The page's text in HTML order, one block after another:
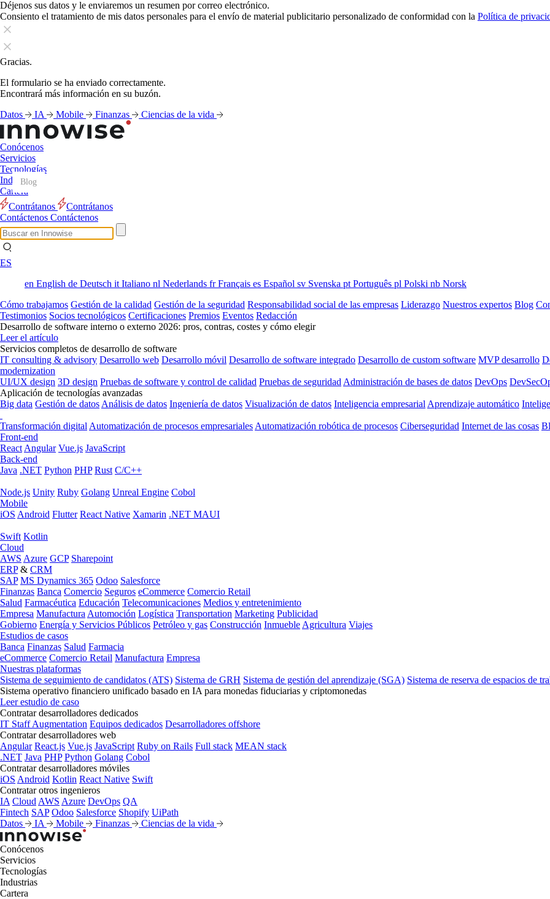
Déjenos sus datos y le enviaremos un resumen por correo electrónico.
Consiento el tratamiento de mis datos personales para el envío de material publicitario personalizado de conformidad con la Política de
Gracias.
El formulario se ha enviado correctamente.
Encontrará más información en su buzón.
Datos
IA Mobile Finanzas Ciencias de la vida
Conócenos
Servicios
Tecnologías
Industrias
Cartera
Contrátanos
Contrátanos
Contáctenos Contáctenos
ES
en English de Deutsch it Italiano nl Nederlands frFrançais es Español sv Svenska pt Português pl Polski nb Norsk
Cómo trabajamos Gestión de la calidad Gestión de la seguridad Responsabilidad social de las empresas Liderazgo Nuestros expertos Blog
Testimonios Socios tecnológicos Certificaciones Premios Eventos Redacción
Desarrollo de software interno o externo 2026: pros, contras, costes y cómo elegir
Leer el artículo
Servicios completos de desarrollo de software
IT consulting & advisory Desarrollo web Desarrollo móvil Desarrollo de software integrado Desarrollo de custom software MVP desarrollo
modernization
UI/UX design 3D design Pruebas de software y control de calidad Pruebas de seguridad Administración de bases de datos DevOps
Aplicación de tecnologías avanzadas
Big data Gestión de datos Análisis de datos Ingeniería de datos Visualización de datos Inteligencia empresarial Aprendizaje automático
Transformación digital Automatización de procesos empresariales Automatización robótica de procesos Ciberseguridad Internet de las cosas
Front-end
React Angular Vue.js JavaScript
Back-end
Java .NET Python PHP Rust C/C++
Node.js Unity Ruby Golang Unreal Engine Cobol
Mobile
iOS Android Flutter React Native Xamarin .NET MAUI
Swift Kotlin
Cloud
AWS Azure GCP Sharepoint
ERP& CRM
SAP MS Dynamics 365 Odoo Salesforce
Finanzas Banca Comercio Seguros eCommerce Comercio Retail
Salud Farmacéutica Educación Telecomunicaciones Medios y entretenimiento
Empresa Manufactura Automoción Logística Transportation Marketing Publicidad
Gobierno Energía y Servicios Públicos Petróleo y gas Construcción Inmueble Agricultura Viajes
Estudios de casos
Banca Finanzas Salud Farmacia
eCommerce Comercio Retail Manufactura Empresa
Nuestras plataformas
Sistema de seguimiento de candidatos (ATS) Sistema de GRH Sistema de gestión del aprendizaje (SGA) Sistema de reserva de espacios de
Sistema operativo financiero unificado basado en IA para monedas fiduciarias y criptomonedas
Leer estudio de caso
Contratar desarrolladores dedicados
IT Staff Augmentation Equipos dedicados Desarrolladores offshore
Contratar desarrolladores web
Angular React.js Vue.js JavaScript Ruby on Rails Full stack MEAN stack
.NET Java PHP Python Golang Cobol
Contratar desarrolladores móviles
iOS Android Kotlin React Native Swift
Contratar otros ingenieros
IA Cloud AWS Azure DevOps QA
Fintech SAP Odoo Salesforce Shopify UiPath
Datos
IA Mobile Finanzas Ciencias de la vida
Conócenos
Servicios
Tecnologías
Industrias
Cartera
Blog
Blog
Blog
Blog
Blog
Blog
Blog
Blog
Blog
Blog
Blog
Blog